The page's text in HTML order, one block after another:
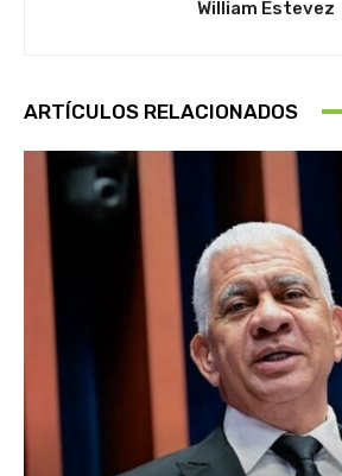
William Estevez
ARTÍCULOS RELACIONADOS